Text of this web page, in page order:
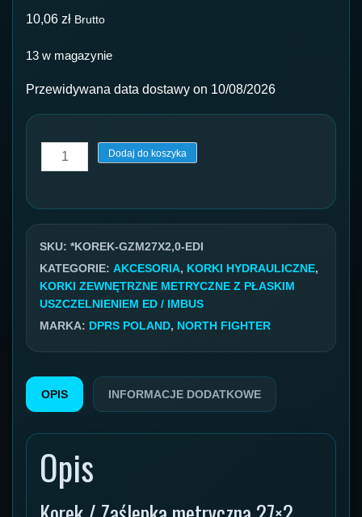
10,06 zł Brutto
13 w magazynie
Przewidywana data dostawy on 10/08/2026
ilość
Korek
27x2,0
ED
IMBUS
gwint
zewnętrzny
Dodaj do koszyka
SKU: *KOREK-GZM27X2,0-EDI
KATEGORIE: AKCESORIA, KORKI HYDRAULICZNE,
KORKI ZEWNĘTRZNE METRYCZNE Z PŁASKIM
USZCZELNIENIEM ED / IMBUS
MARKA: DPRS POLAND, NORTH FIGHTER
OPIS INFORMACJE DODATKOWE
Opis